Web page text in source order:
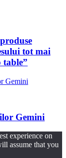
tot mai
table”
Gemini
experience on
assume that you